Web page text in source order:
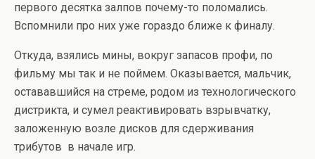
первого десятка залпов почему-то поломались.
Вспомнили про них уже гораздо ближе к финалу.
Откуда, взялись мины, вокруг запасов профи, по
фильму мы так и не поймем. Оказывается, мальчик,
остававшийся на стреме, родом из технологического
дистрикта, и сумел реактивировать взрывчатку,
заложенную возле дисков для сдерживания
трибутов в начале игр.